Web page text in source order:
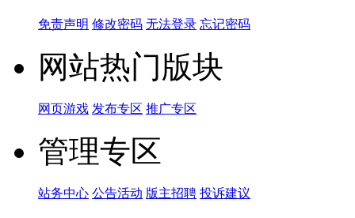
免责声明 修改密码 无法登录 忘记密码
网站热门版块
网页游戏 发布专区 推广专区
管理专区
站务中心 公告活动 版主招聘 投诉建议